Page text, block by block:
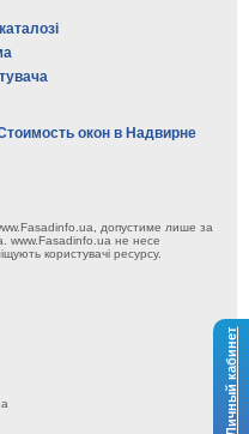
Личный кабинет
окон в Надвирне
допустиме лише за
www.Fasadinfo.ua не несе
користувачі ресурсу.